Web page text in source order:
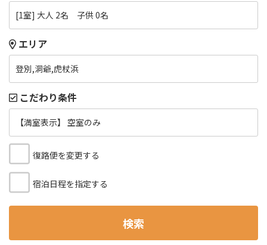
[1室] 大人 2名 子供 0名
エリア
登別,洞爺,虎杖浜
こだわり条件
【満室表示】 空室のみ
復路便を変更する
宿泊日程を指定する
検索